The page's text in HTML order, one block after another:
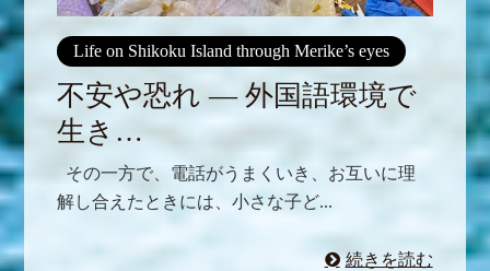
Life on Shikoku Island through Merike’s eyes
不安や恐れ ― 外国語環境で
生き…
その一方で、電話がうまくいき、お互いに理
解し合えたときには、小さな子ど...
続きを読む